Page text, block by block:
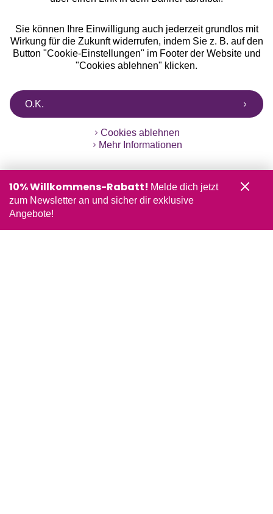
Sie können Ihre Einwilligung auch jederzeit grundlos mit
Wirkung für die Zukunft widerrufen, indem Sie z. B. auf den
Button "Cookie-Einstellungen" im Footer der Website und
"Cookies ablehnen" klicken.
O.K.
Cookies ablehnen
Mehr Informationen
10% Willkommens-Rabatt! Melde dich jetzt
zum Newsletter an und sicher dir exklusive
Angebote!